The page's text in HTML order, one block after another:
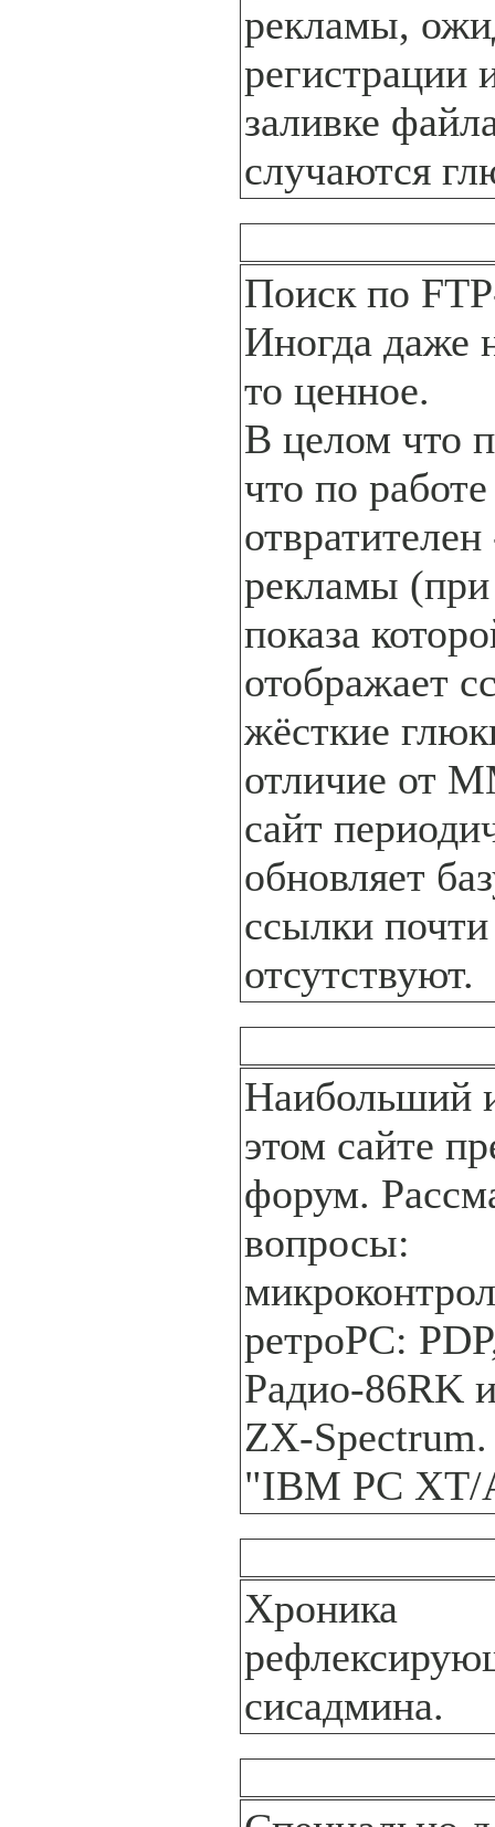
рекламы,
регистрации
заливке
случаются
Поиск по
Иногда даже
то ценное.
В целом что
что по работе
рекламы
показа
отображает
жёсткие
отличие от
сайт
обновляет
ссылки
отсутствуют.
Наибольший
этом сайте
форум.
вопросы:
ретроРС:
Радио-86RK
ZX-Spectrum.
"IBM PC XT/
Хроника
сисадмина.